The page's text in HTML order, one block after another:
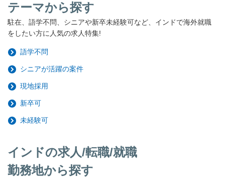
テーマから探す
駐在、語学不問、シニアや新卒未経験可など、インドで海外就職
をしたい方に人気の求人特集!
語学不問
シニアが活躍の案件
現地採用
新卒可
未経験可
インドの求人/転職/就職
勤務地から探す